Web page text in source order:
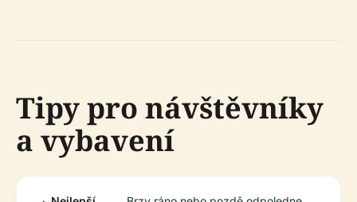
Tipy pro návštěvníky
a vybavení